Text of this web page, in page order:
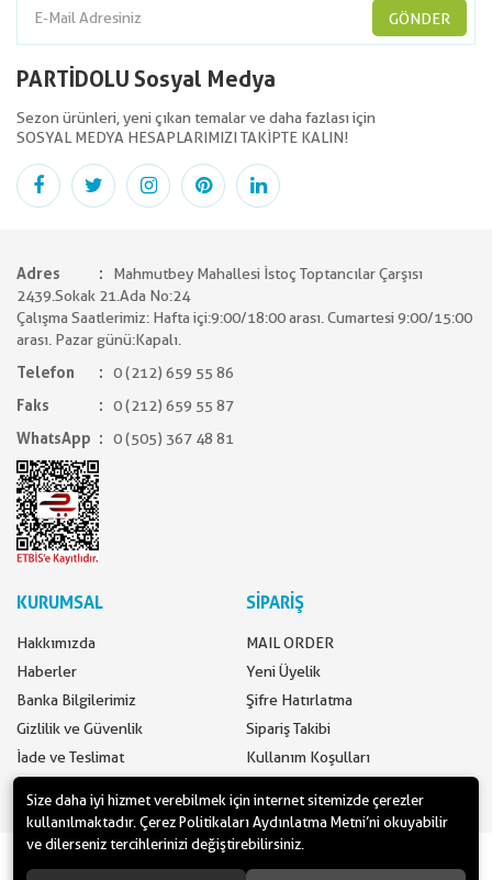
GÖNDER
PARTİDOLU Sosyal Medya
Sezon ürünleri, yeni çıkan temalar ve daha fazlası için
SOSYAL MEDYA HESAPLARIMIZI TAKİPTE KALIN!
Adres
Mahmutbey Mahallesi İstoç Toptancılar Çarşısı
2439.Sokak 21.Ada No:24
Çalışma Saatlerimiz: Hafta içi:9:00/18:00 arası. Cumartesi 9:00/15:00
arası. Pazar günü:Kapalı.
Telefon
0 (212) 659 55 86
Faks
0 (212) 659 55 87
WhatsApp
0 (505) 367 48 81
KURUMSAL
Hakkımızda
Haberler
Banka Bilgilerimiz
Gizlilik ve Güvenlik
İade ve Teslimat
SİPARİŞ
MAIL ORDER
Yeni Üyelik
Şifre Hatırlatma
Sipariş Takibi
Kullanım Koşulları
www.yilbasimalzemeleri.com - www.partidolu.com bir Pandoli Parti
Kuruluşudur. © 2018 Pandoli Parti Malzemeleri Tüm hakları saklıdır.
Size daha iyi hizmet verebilmek için internet sitemizde çerezler
kullanılmaktadır. Çerez Politikaları Aydınlatma Metni’ni okuyabilir
ve dilerseniz tercihlerinizi değiştirebilirsiniz.